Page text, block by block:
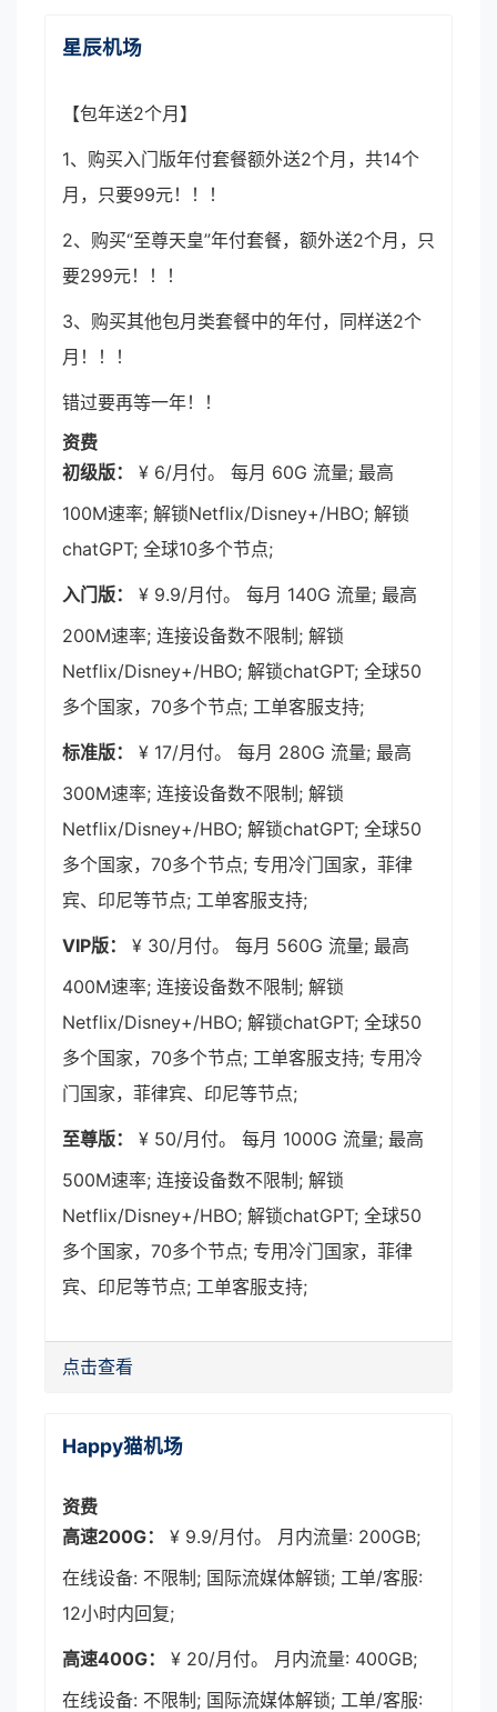
星辰机场
【包年送2个月】
1、购买入门版年付套餐额外送2个月，共14个
月，只要99元！！！
2、购买“至尊天皇”年付套餐，额外送2个月，只
要299元！！！
3、购买其他包月类套餐中的年付，同样送2个
月！！！
错过要再等一年！！
资费
初级版：
¥ 6/月付。 每月 60G 流量; 最高
100M速率; 解锁Netflix/Disney+/HBO; 解锁
chatGPT; 全球10多个节点;
入门版：
¥ 9.9/月付。 每月 140G 流量; 最高
200M速率; 连接设备数不限制; 解锁
Netflix/Disney+/HBO; 解锁chatGPT; 全球50
多个国家，70多个节点; 工单客服支持;
标准版：
¥ 17/月付。 每月 280G 流量; 最高
300M速率; 连接设备数不限制; 解锁
Netflix/Disney+/HBO; 解锁chatGPT; 全球50
多个国家，70多个节点; 专用冷门国家，菲律
宾、印尼等节点; 工单客服支持;
VIP版：
¥ 30/月付。 每月 560G 流量; 最高
400M速率; 连接设备数不限制; 解锁
Netflix/Disney+/HBO; 解锁chatGPT; 全球50
多个国家，70多个节点; 工单客服支持; 专用冷
门国家，菲律宾、印尼等节点;
至尊版：
¥ 50/月付。 每月 1000G 流量; 最高
500M速率; 连接设备数不限制; 解锁
Netflix/Disney+/HBO; 解锁chatGPT; 全球50
多个国家，70多个节点; 专用冷门国家，菲律
宾、印尼等节点; 工单客服支持;
点击查看
Happy猫机场
资费
高速200G：
¥ 9.9/月付。 月内流量: 200GB;
在线设备: 不限制; 国际流媒体解锁; 工单/客服:
12小时内回复;
高速400G：
¥ 20/月付。 月内流量: 400GB;
在线设备: 不限制; 国际流媒体解锁; 工单/客服: